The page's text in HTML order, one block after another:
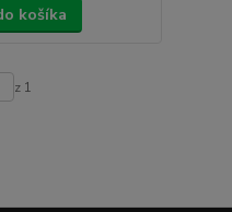
košíka
z 1